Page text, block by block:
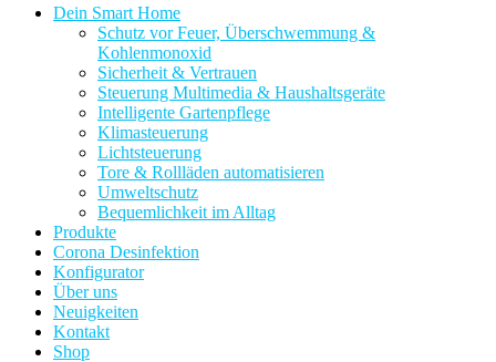
Dein Smart Home
Schutz vor Feuer, Überschwemmung &
Kohlenmonoxid
Sicherheit & Vertrauen
Steuerung Multimedia & Haushaltsgeräte
Intelligente Gartenpflege
Klimasteuerung
Lichtsteuerung
Tore & Rollläden automatisieren
Umweltschutz
Bequemlichkeit im Alltag
Produkte
Corona Desinfektion
Konfigurator
Über uns
Neuigkeiten
Kontakt
Shop